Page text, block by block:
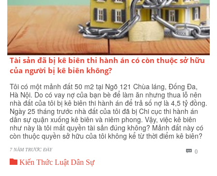
Tài sản đã bị kê biên thi hành án có còn thuộc sở hữu
của người bị kê biên không?
Tôi có một mảnh đất 50 m2 tại Ngõ 121 Chùa láng, Đống Đa,
Hà Nội. Do có vay nợ của bạn bè để làm ăn nhưng thua lỗ nên
nhà đất của tôi bị kê biên thi hành án để trả số nợ là 4,5 tỷ đồng.
Ngày 25 tháng trước nhà đất của tôi đã bị Chi cục thi hành án
dân sự quận xuống kê biên và niêm phong. Vậy, việc kê biên
như này là tôi mất quyền tài sản đúng không? Mảnh đất này có
còn thuộc quyền sở hữu của tôi không kể từ thời điểm kê biên?
7 NĂM TRƯỚC ĐÂY  0BÌNH
 Kiến Thức Luật Dân Sự